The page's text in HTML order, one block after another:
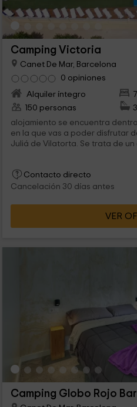
Camping Victoria
Canet De Mar, Barcelona
0 opiniones
Alquiler íntegro
150 personas
alojamiento se encuentra
en la que vas a poder disfrutar
Juliá de Vilatorta. Se trata de un alojamiento lleno de
Contacto directo
Cancelación 30 días antes
VER
Camping Globo Rojo